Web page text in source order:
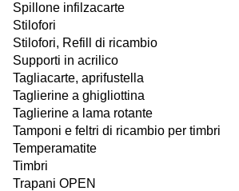
Spillone infilzacarte
Stilofori
Stilofori, Refill di ricambio
Supporti in acrilico
Tagliacarte, aprifustella
Taglierine a ghigliottina
Taglierine a lama rotante
Tamponi e feltri di ricambio per timbri
Temperamatite
Timbri
Trapani OPEN